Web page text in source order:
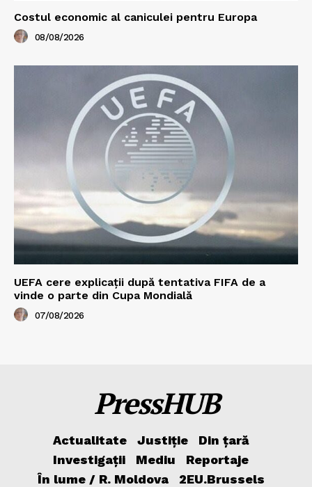
Costul economic al caniculei pentru Europa
08/08/2026
UEFA cere explicații după tentativa FIFA de a
vinde o parte din Cupa Mondială
07/08/2026
PressHUB
Actualitate Justiție
Din țară
Investigații
Mediu
Reportaje
În lume / R. Moldova
2EU.Brussels